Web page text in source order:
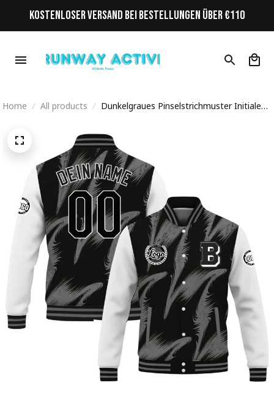
KOSTENLOSER VERSAND BEI BESTELLUNGEN ÜBER €110
Home All products
Dunkelgraues Pinselstrichmuster Initiale